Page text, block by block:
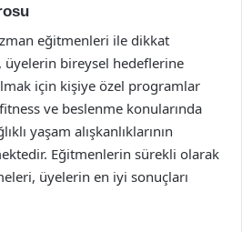
eğitmenleri ile dikkat
üyelerin bireysel hedeflerine
için kişiye özel programlar
ve beslenme konularında
yaşam alışkanlıklarının
Eğitmenlerin sürekli olarak
üyelerin en iyi sonuçları